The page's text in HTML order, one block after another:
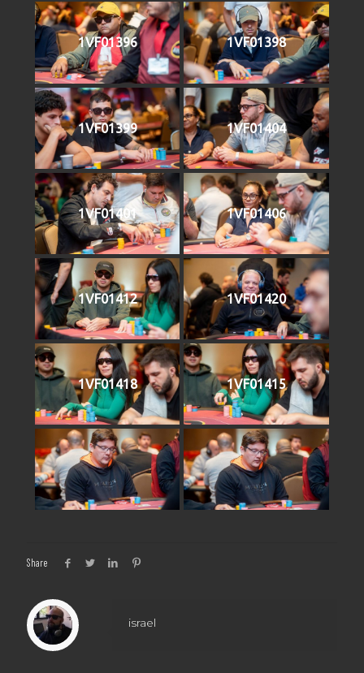
1VF01396 1VF01398
1VF01399 1VF01404
1VF01401 1VF01406
1VF01412 1VF01420
1VF01418 1VF01415
Share
israel